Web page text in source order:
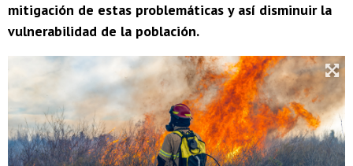
mitigación de estas problemáticas y así disminuir la
vulnerabilidad de la población.